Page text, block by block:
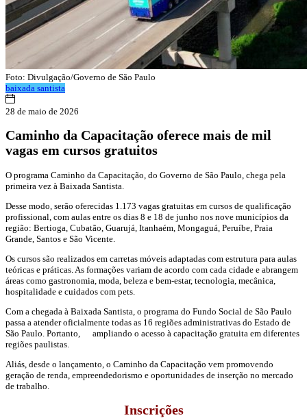
Foto: Divulgação/Governo de São Paulo
baixada santista
28 de maio de 2026
Caminho da Capacitação oferece mais de mil
vagas em cursos gratuitos
O programa Caminho da Capacitação, do Governo de São Paulo, chega pela
primeira vez à Baixada Santista.
Desse modo, serão oferecidas 1.173 vagas gratuitas em cursos de qualificação
profissional, com aulas entre os dias 8 e 18 de junho nos nove municípios da
região: Bertioga, Cubatão, Guarujá, Itanhaém, Mongaguá, Peruíbe, Praia
Grande, Santos e São Vicente.
Os cursos são realizados em carretas móveis adaptadas com estrutura para aulas
teóricas e práticas. As formações variam de acordo com cada cidade e abrangem
áreas como gastronomia, moda, beleza e bem-estar, tecnologia, mecânica,
hospitalidade e cuidados com pets.
Com a chegada à Baixada Santista, o programa do Fundo Social de São Paulo
passa a atender oficialmente todas as 16 regiões administrativas do Estado de
São Paulo. Portanto, ampliando o acesso à capacitação gratuita em diferentes
regiões paulistas.
Aliás, desde o lançamento, o Caminho da Capacitação vem promovendo
geração de renda, empreendedorismo e oportunidades de inserção no mercado
de trabalho.
Inscrições